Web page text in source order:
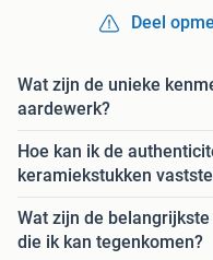
Deel
Wat zijn de unieke
aardewerk?
Hoe kan ik de
keramiekstukken
Wat zijn de
die ik kan tegenkomen?